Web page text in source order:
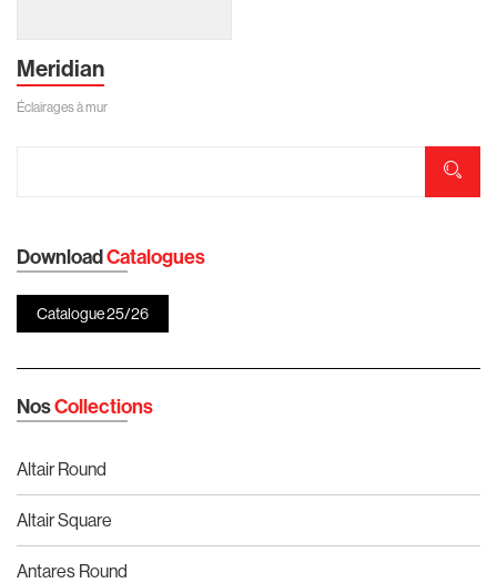
Meridian
Éclairages à mur
DownloadCatalogues
Catalogue 25/26
NosCollections
Altair Round
Altair Square
Antares Round